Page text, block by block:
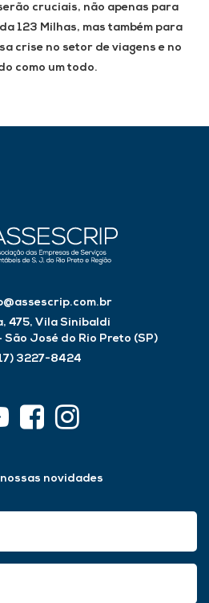
cruciais, não apenas para
123 Milhas, mas também para
crise no setor de viagens e no
como um todo.
475, Vila Sinibaldi
São José do Rio Preto (SP)
3227-8424
nossas novidades